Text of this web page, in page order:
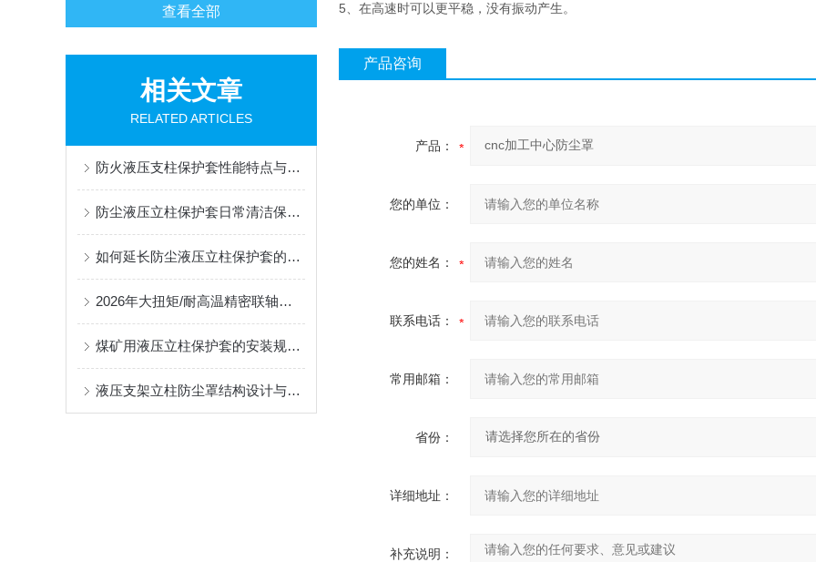
查看全部
相关文章
RELATED ARTICLES
防火液压支柱保护套性能特点与阻燃防护应用
防尘液压立柱保护套日常清洁保养与更换规范
如何延长防尘液压立柱保护套的使用寿命？
2026年大扭矩/耐高温精密联轴器定制找哪家？能实现精准定制的优质厂家盘点
煤矿用液压立柱保护套的安装规范与使用寿命提升方案
液压支架立柱防尘罩结构设计与密封防护原理
5、 在高速时可以更平稳，没有振动产生。
产品咨询
产品：
您的单位：
您的姓名：
联系电话：
常用邮箱：
省份：
详细地址：
补充说明：